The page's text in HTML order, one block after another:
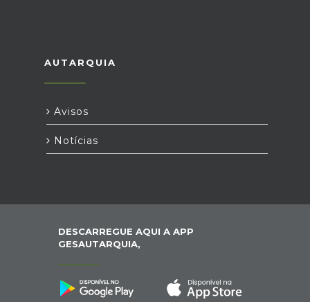
AUTARQUIA
Avisos
Notícias
DESCARREGUE AQUI A APP
GESAUTARQUIA,